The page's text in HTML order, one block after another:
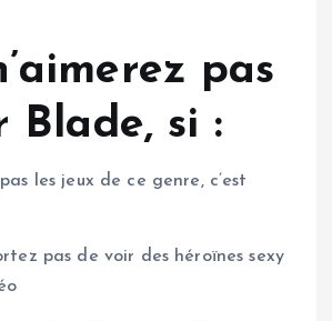
pas
Blade, si :
les jeux de ce genre, c’est
pas de voir des héroïnes sexy